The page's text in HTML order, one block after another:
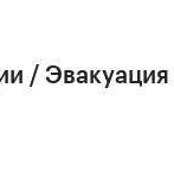
/